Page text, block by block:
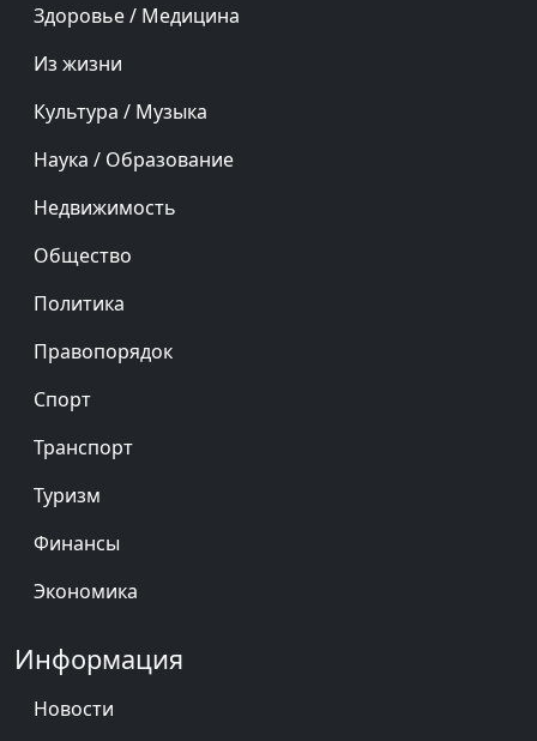
Здоровье / Медицина
Из жизни
Культура / Музыка
Наука / Образование
Недвижимость
Общество
Политика
Правопорядок
Спорт
Транспорт
Туризм
Финансы
Экономика
Информация
Новости